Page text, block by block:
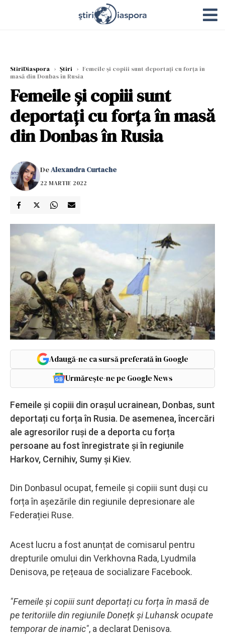
StiriDiaspora › Știri › Femeile și copiii sunt deportați cu forța în
masă din Donbas în Rusia
Femeile și copiii sunt
deportați cu forța în masă
din Donbas în Rusia
DeAlexandra Curtache
22 MARTIE 2022
Adaugă-ne ca sursă preferată în Google
Urmărește-ne pe Google News
Femeile și copiii din orașul ucrainean, Donbas, sunt
deportați cu forța în Rusia. De asemenea, încercări
ale agresorilor ruși de a deporta cu forța
persoane au fost înregistrate și în regiunile
Harkov, Cernihiv, Sumy și Kiev.
Din Donbasul ocupat, femeile și copiii sunt duși cu
forța în așezările din regiunile depresionare ale
Federației Ruse.
Acest lucru a fost anunțat de comisarul pentru
drepturile omului din Verkhovna Rada, Lyudmila
Denisova, pe rețeaua de socializare Facebook.
"Femeile și copiii sunt deportați cu forța în masă de
pe teritoriile din regiunile Donețk și Luhansk ocupate
temporar de inamic", a declarat Denisova.